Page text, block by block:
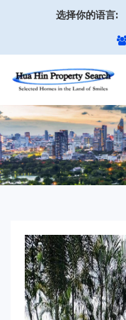
选择你的语言: